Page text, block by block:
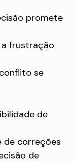
promete
a frustração
se
de
de correções
de